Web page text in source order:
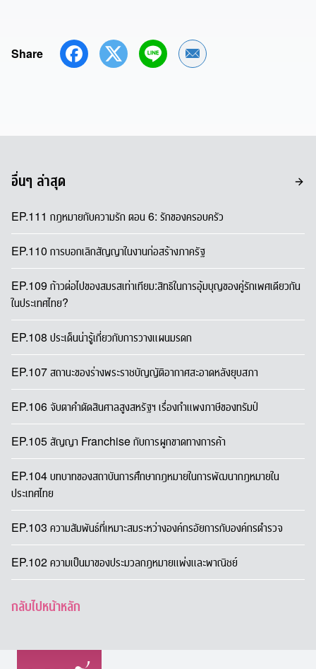
Share Share by Email
อื่นๆ ล่าสุด
EP.111 กฎหมายกับความรัก ตอน 6: รักของครอบครัว
EP.110 การบอกเลิกสัญญาในงานก่อสร้างภาครัฐ
EP.109 ก้าวต่อไปของสมรสเท่าเทียม:สิทธิในการอุ้มบุญของคู่รักเพศเดียวกัน
ในประเทศไทย?
EP.108 ประเด็นน่ารู้เกี่ยวกับการวางแผนมรดก
EP.107 สถานะของร่างพระราชบัญญัติอากาศสะอาดหลังยุบสภา
EP.106 จับตาคำตัดสินศาลสูงสหรัฐฯ เรื่องกำแพงภาษีของทรัมป์
EP.105 สัญญา Franchise กับการผูกขาดทางการค้า
EP.104 บทบาทของสถาบันการศึกษากฎหมายในการพัฒนากฎหมายใน
ประเทศไทย
EP.103 ความสัมพันธ์ที่เหมาะสมระหว่างองค์กรอัยการกับองค์กรตำรวจ
EP.102 ความเป็นมาของประมวลกฎหมายแพ่งและพาณิชย์
กลับไปหน้าหลัก